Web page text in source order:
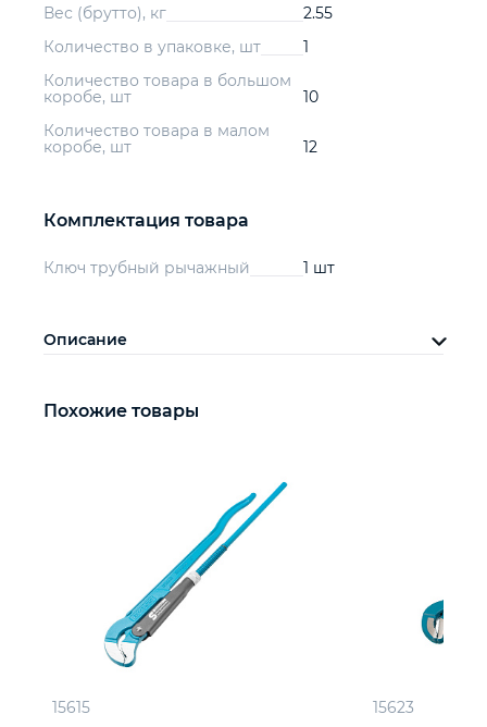
Вес (брутто), кг
2.55
Количество в упаковке, шт
1
Количество товара в большом
коробе, шт
10
Количество товара в малом
коробе, шт
12
Комплектация товара
Ключ трубный рычажный 1 шт
Описание
Похожие товары
15615
15623